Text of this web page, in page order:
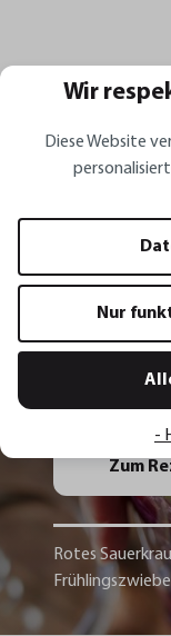
Rezept
Rotes
Zum
Rotes
Wir
Diese Website
Nur
-